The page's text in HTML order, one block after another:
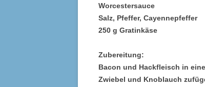
Worcestersauce
Salz, Pfeffer, Cayennepfeffer
250 g Gratinkäse
Zubereitung:
Bacon und Hackfleisch in
Zwiebel und Knoblauch